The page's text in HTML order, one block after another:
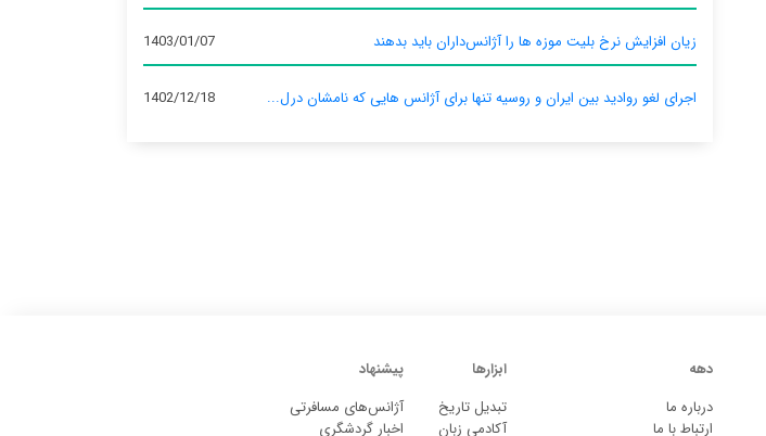
زیان افزایش نرخ بلیت موزه ها را آژانس‌داران باید بدهند 1403/01/07
اجرای لغو روادید بین ایران و روسیه تنها برای آژانس‌ هایی که نامشان درل... 1402/12/18
دهه
درباره ما
ارتباط با ما
ابزارها
تبدیل تاریخ
آکادمی زبان
پیشنهاد
آژانس‌های مسافرتی
اخبار گردشگری